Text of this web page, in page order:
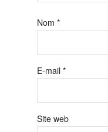
Nom *
E-mail *
Site web